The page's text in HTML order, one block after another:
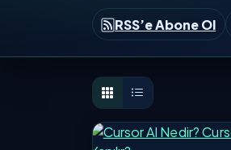
RSS’e Abone Ol